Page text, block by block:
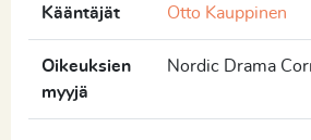
Kääntäjät Otto Kauppinen
Oikeuksien
myyjä
Nordic Drama